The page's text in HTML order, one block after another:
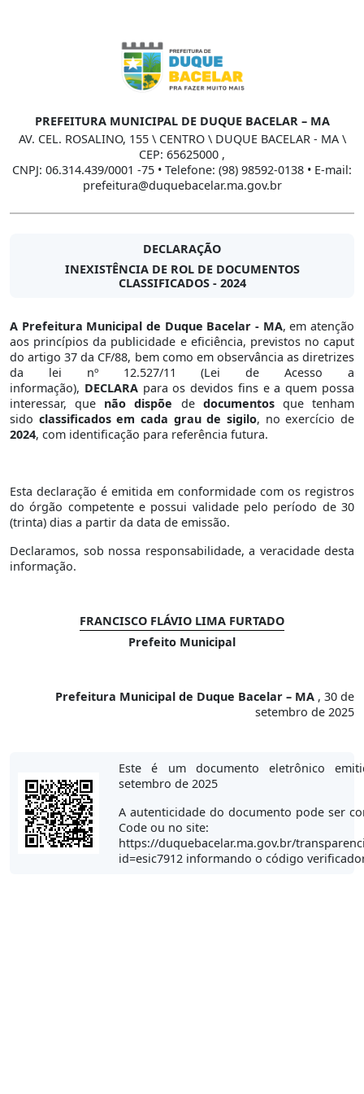
PREFEITURA MUNICIPAL DE DUQUE BACELAR – MA
AV. CEL. ROSALINO, 155 \ CENTRO \ DUQUE BACELAR - MA \
CEP: 65625000 ,
CNPJ: 06.314.439/0001 -75 • Telefone: (98) 98592-0138 • E-mail:
prefeitura@duquebacelar.ma.gov.br
DECLARAÇÃO
INEXISTÊNCIA DE ROL DE DOCUMENTOS
CLASSIFICADOS - 2024
A Prefeitura Municipal de Duque Bacelar - MA, em atenção
aos princípios da publicidade e eficiência, previstos no caput
do artigo 37 da CF/88, bem como em observância as diretrizes
da lei nº 12.527/11 (Lei de Acesso a
informação), DECLARApara os devidos fins e a quem possa
interessar, que não dispõe de documentosque tenham
sido classificados em cada grau de sigilo, no exercício de
2024, com identificação para referência futura.
Esta declaração é emitida em conformidade com os registros
do órgão competente e possui validade pelo período de 30
(trinta) dias a partir da data de emissão.
Declaramos, sob nossa responsabilidade, a veracidade desta
informação.
FRANCISCO FLÁVIO LIMA FURTADO
Prefeito Municipal
Prefeitura Municipal de Duque Bacelar – MA , 30 de
setembro de 2025
Este é um documento eletrônico
setembro de 2025
A autenticidade do documento pode ser
Code ou no site:
https://duquebacelar.ma.gov.br/
id=esic7912 informando o código